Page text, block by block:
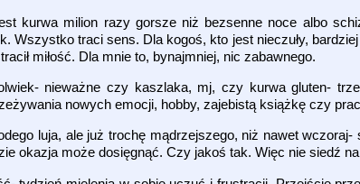
kurwa milion razy gorsze niż bezsenne noce albo
Wszystko traci sens. Dla kogoś, kto jest nieczuły,
miłość. Dla mnie to, bynajmniej, nic zabawnego.
nieważne czy kaszlaka, mj, czy kurwa gluten-
nowych emocji, hobby, zajebistą książkę czy
luja, ale już trochę mądrzejszego, niż nawet
okazja może dosięgnąć. Czy jakoś tak. Więc nie siedź